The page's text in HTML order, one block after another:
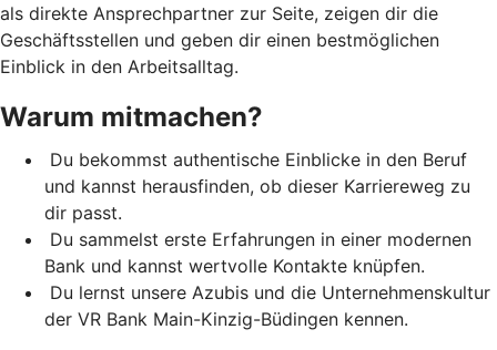
als direkte Ansprechpartner zur Seite, zeigen dir die
Geschäftsstellen und geben dir einen bestmöglichen
Einblick in den Arbeitsalltag.
Warum mitmachen?
Du bekommst authentische Einblicke in den Beruf
und kannst herausfinden, ob dieser Karriereweg zu
dir passt.
Du sammelst erste Erfahrungen in einer modernen
Bank und kannst wertvolle Kontakte knüpfen.
Du lernst unsere Azubis und die Unternehmenskultur
der VR Bank Main-Kinzig-Büdingen kennen.